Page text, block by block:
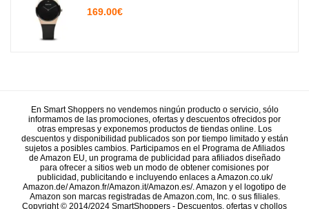
169.00€
En Smart Shoppers no vendemos ningún producto o servicio, sólo
informamos de las promociones, ofertas y descuentos ofrecidos por
otras empresas y exponemos productos de tiendas online. Los
descuentos y disponibilidad publicados son por tiempo limitado y están
sujetos a posibles cambios. Participamos en el Programa de Afiliados
de Amazon EU, un programa de publicidad para afiliados diseñado
para ofrecer a sitios web un modo de obtener comisiones por
publicidad, publicitando e incluyendo enlaces a Amazon.co.uk/
Amazon.de/ Amazon.fr/Amazon.it/Amazon.es/. Amazon y el logotipo de
Amazon son marcas registradas de Amazon.com, Inc. o sus filiales.
Copyright © 2014/2024 SmartShoppers - Descuentos, ofertas y chollos